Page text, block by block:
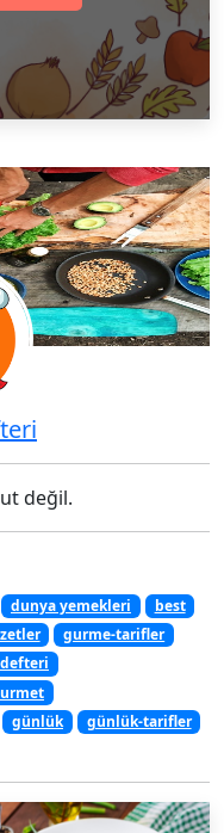
değil.
dunya yemekleri
best
gurme-tarifler
günlük
günlük-tarifler